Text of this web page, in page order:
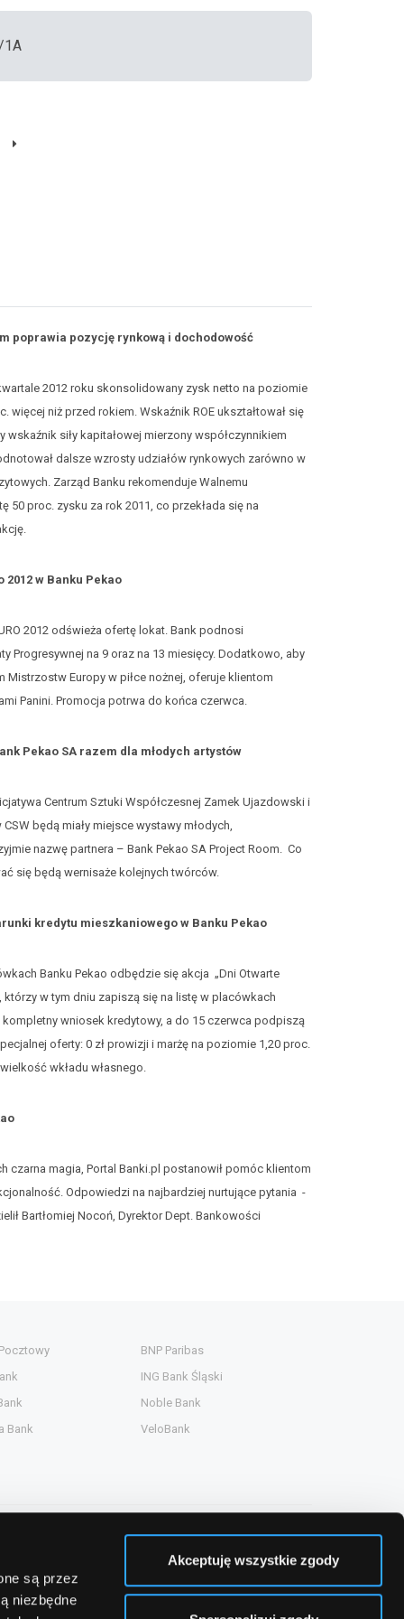
są przez
niezbędne
Akceptuję wszystkie zgody
1A
poprawia pozycję rynkową i dochodowość
2012 roku skonsolidowany zysk netto na poziomie
więcej niż przed rokiem. Wskaźnik ROE ukształtował się
siły kapitałowej mierzony współczynnikiem
dalsze wzrosty udziałów rynkowych zarówno w
Zarząd Banku rekomenduje Walnemu
50 proc. zysku za rok 2011, co przekłada się na
2012 w Banku Pekao
2012 odświeża ofertę lokat. Bank podnosi
Progresywnej na 9 oraz na 13 miesięcy. Dodatkowo, aby
Mistrzostw Europy w piłce nożnej, oferuje klientom
Panini. Promocja potrwa do końca czerwca.
Pekao SA razem dla młodych artystów
Centrum Sztuki Współczesnej Zamek Ujazdowski i
będą miały miejsce wystawy młodych,
nazwę partnera – Bank Pekao SA Project Room. Co
się będą wernisaże kolejnych twórców.
kredytu mieszkaniowego w Banku Pekao
Banku Pekao odbędzie się akcja „Dni Otwarte
którzy w tym dniu zapiszą się na listę w placówkach
wniosek kredytowy, a do 15 czerwca podpiszą
oferty: 0 zł prowizji i marżę na poziomie 1,20 proc.
wkładu własnego.
czarna magia, Portal Banki.pl postanowił pomóc klientom
Odpowiedzi na najbardziej nurtujące pytania -
Bartłomiej Nocoń, Dyrektor Dept. Bankowości
BNP Paribas
ING Bank Śląski
Noble Bank
Bank
VeloBank